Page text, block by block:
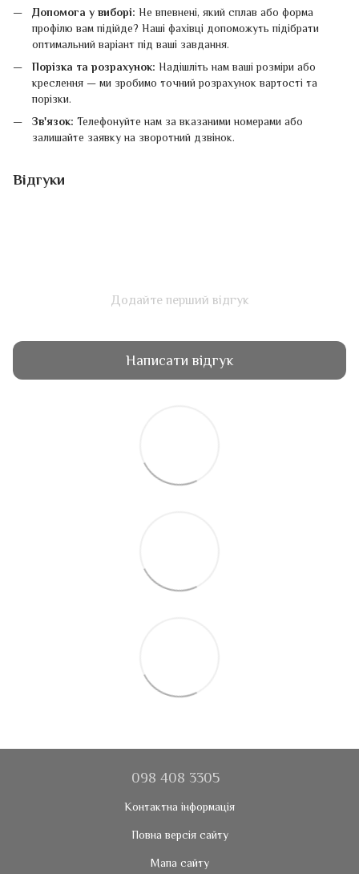
Допомога у виборі: Не впевнені, який сплав або форма
профілю вам підійде? Наші фахівці допоможуть підібрати
оптимальний варіант під ваші завдання.
Порізка та розрахунок: Надішліть нам ваші розміри або
креслення — ми зробимо точний розрахунок вартості та
порізки.
Зв'язок: Телефонуйте нам за вказаними номерами або
залишайте заявку на зворотний дзвінок.
Відгуки
Додайте перший відгук
Написати відгук
098 408 3305
Контактна інформація
Повна версія сайту
Мапа сайту